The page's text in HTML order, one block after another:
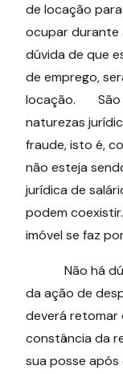
de locação
ocupar durante
dúvida de que
de emprego,
locação. São
naturezas
fraude, isto é,
não esteja
jurídica de
podem
imóvel se faz
Não há
da ação de
deverá retomar
constância da
sua posse